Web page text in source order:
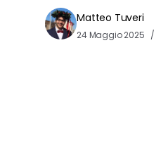
Matteo Tuveri
24 Maggio 2025